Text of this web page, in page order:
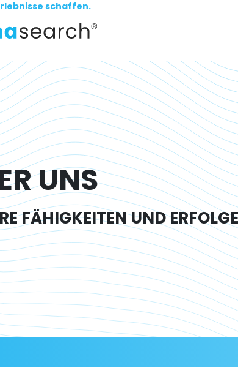
schaffen.
UNS
FÄHIGKEITEN UND ERFOLGE